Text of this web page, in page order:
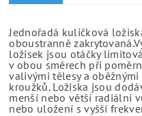
Jednořadá kuličková
oboustranně
ložisek jsou otáčky
v obou směrech při
valivými tělesy a
kroužků. Ložiska jsou
menší nebo větší radiální
nebo uložení s vyšší